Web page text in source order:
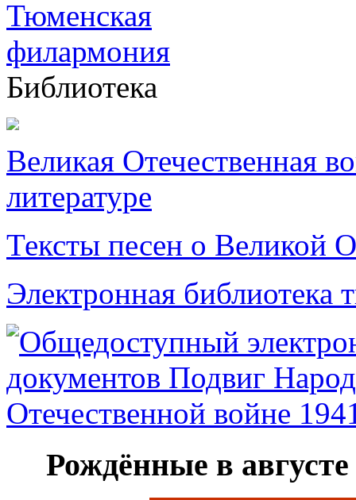
Библиотека
Великая Отечественная
литературе
Тексты песен о Великой
Электронная библиотека
Рождённые в августе